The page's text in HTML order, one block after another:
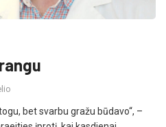
bet svarbu gražu būdavo“, –